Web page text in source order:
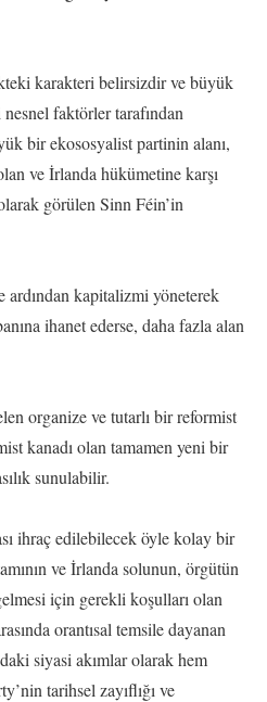
karakteri belirsizdir ve büyük
faktörler tarafından
bir ekososyalist partinin alanı,
ve İrlanda hükümetine karşı
görülen Sinn Féin’in
kapitalizmi yöneterek
ihanet ederse, daha fazla alan
organize ve tutarlı bir reformist
kanadı olan tamamen yeni bir
sunulabilir.
ihraç edilebilecek öyle kolay bir
ve İrlanda solunun, örgütün
için gerekli koşulları olan
orantısal temsile dayanan
siyasi akımlar olarak hem
tarihsel zayıflığı ve